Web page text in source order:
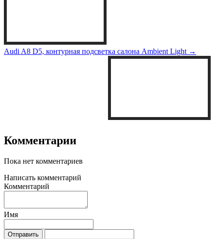
Audi A8 D5, контурная подсветка салона Ambient Light →
Комментарии
Пока нет комментариев
Написать комментарий
Комментарий
Имя